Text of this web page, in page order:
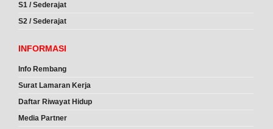
S1 / Sederajat
S2 / Sederajat
INFORMASI
Info Rembang
Surat Lamaran Kerja
Daftar Riwayat Hidup
Media Partner